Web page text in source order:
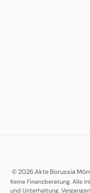
© 2026 Akte Borussia
Keine Finanzberatung. Alle
und Unterhaltung.